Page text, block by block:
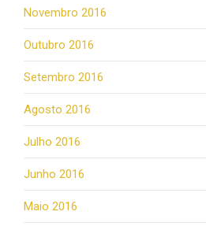
Novembro 2016
Outubro 2016
Setembro 2016
Agosto 2016
Julho 2016
Junho 2016
Maio 2016